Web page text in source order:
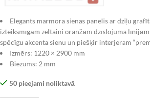
Elegants marmora sienas panelis ar dziļu
izteiksmīgām zeltaini oranžām dzīslojuma
spēcīgu akcenta sienu un piešķir interjeram
Izmērs: 1220 × 2900 mm
Biezums: 2 mm
50 pieejami noliktavā